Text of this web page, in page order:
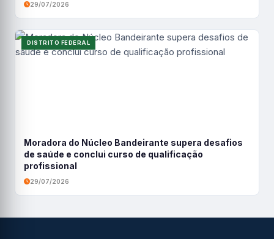
29/07/2026
DISTRITO FEDERAL
Moradora do Núcleo Bandeirante supera desafios
de saúde e conclui curso de qualificação
profissional
29/07/2026